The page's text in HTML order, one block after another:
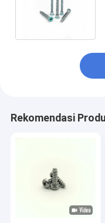
Rekomendasi